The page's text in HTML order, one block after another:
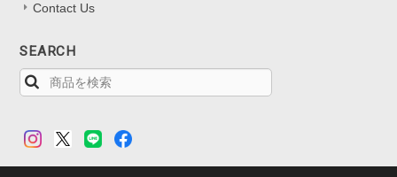
Contact Us
SEARCH